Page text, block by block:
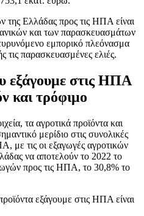
Ελλάδας προς τις ΗΠΑ είναι
και των παρασκευασμάτων
εμπορικό πλεόνασμα
τις παρασκευασμένες ελιές.
εξάγουμε στις ΗΠΑ
και τρόφιμο
τα αγροτικά προϊόντα και
μερίδιο στις συνολικές
με τις οι εξαγωγές αγροτικών
να αποτελούν το 2022 το
προς τις ΗΠΑ, το 30,8% το
εξάγουμε στις ΗΠΑ είναι